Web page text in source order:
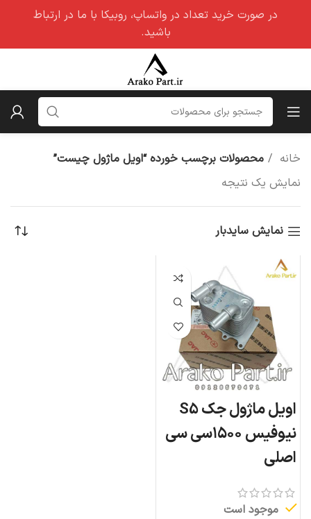
خانه
محصولات برچسب خورده “اویل ماژول چیست”
نمایش یک نتیجه
نمایش سایدبار
اویل ماژول جک S5
نیوفیس ۱۵۰۰سی سی
اصلی
موجود است
در صورت خرید تعداد در واتساپ، روبیکا با ما در ارتباط
باشید.